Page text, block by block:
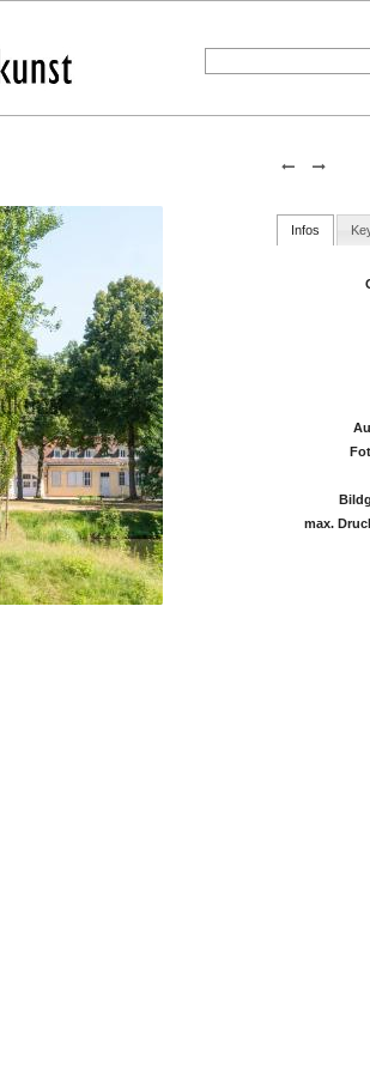
Infos
max.